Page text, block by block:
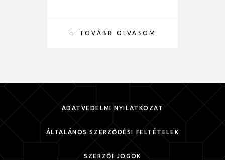
TOVÁBB OLVASOM
ADATVÉDELMI NYILATKOZAT
ÁLTALÁNOS SZERZŐDÉSI FELTÉTELEK
SZERZŐI JOGOK